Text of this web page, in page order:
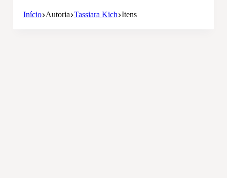
Início Autoria Tassiara Kich Itens